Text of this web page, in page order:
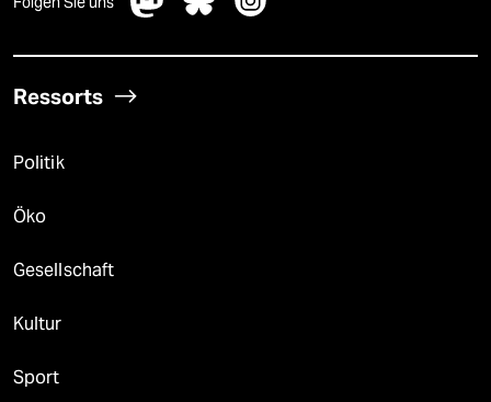
Ressorts
Politik
Öko
Gesellschaft
Kultur
Sport